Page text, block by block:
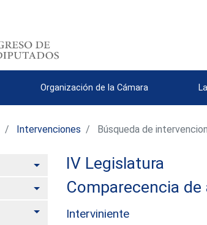
Organización de la Cámara
Intervenciones Búsqueda de
Alternar
Alternar
Alternar
IV Legislatura
Comparecencia
Interviniente